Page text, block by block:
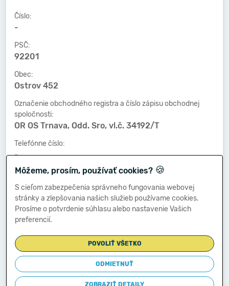
Číslo:
-
PSČ:
92201
Obec:
Ostrov 452
Označenie obchodného registra a číslo zápisu obchodnej
spoločnosti:
OR OS Trnava, Odd. Sro, vl.č. 34192/T
Telefónne číslo:
-
Faxové číslo:
-
E-mailová adresa:
-
Zostavená dňa:
30.03.2020
Schválená dňa:
Môžeme, prosím, používať cookies? 🍪
S cieľom zabezpečenia správneho fungovania webovej
stránky a zlepšovania našich služieb používame cookies.
Prosíme o potvrdenie súhlasu alebo nastavenie Vašich
preferencií.
POVOLIŤ VŠETKO
ODMIETNUŤ
ZOBRAZIŤ DETAILY